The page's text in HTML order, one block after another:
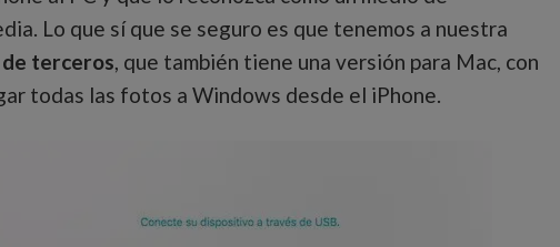
Lo que sí que se seguro es que tenemos a nuestra
terceros, que también tiene una versión para Mac, con
todas las fotos a Windows desde el iPhone.